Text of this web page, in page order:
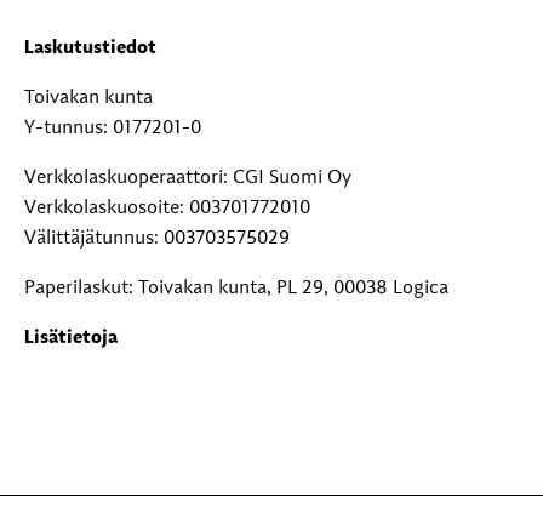
Laskutustiedot
Toivakan kunta
Y-tunnus: 0177201-0
Verkkolaskuoperaattori: CGI Suomi Oy
Verkkolaskuosoite: 003701772010
Välittäjätunnus: 003703575029
Paperilaskut: Toivakan kunta, PL 29, 00038 Logica
Lisätietoja